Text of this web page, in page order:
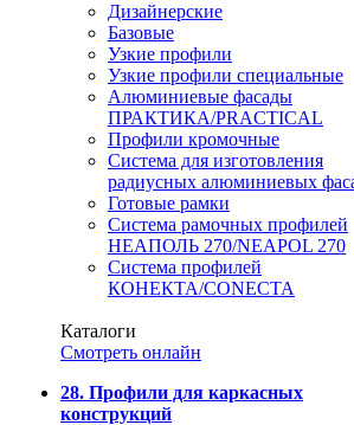
Дизайнерские
Базовые
Узкие профили
Узкие профили специальные
Алюминиевые фасады
ПРАКТИКА/PRACTICAL
Профили кромочные
Система для изготовления
радиусных алюминиевых
Готовые рамки
Система рамочных профилей
НЕАПОЛЬ 270/NEAPOL 270
Система профилей
КОНЕКТА/CONECTA
Каталоги
Смотреть онлайн
28. Профили для каркасных
конструкций